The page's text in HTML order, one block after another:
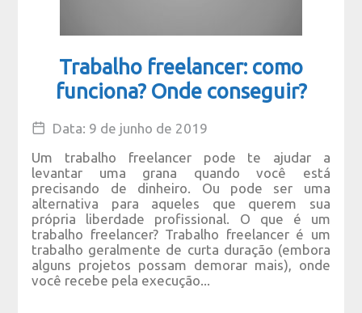
Trabalho freelancer: como
funciona? Onde conseguir?
Data: 9 de junho de 2019
Um trabalho freelancer pode te ajudar a
levantar uma grana quando você está
precisando de dinheiro. Ou pode ser uma
alternativa para aqueles que querem sua
própria liberdade profissional. O que é um
trabalho freelancer? Trabalho freelancer é um
trabalho geralmente de curta duração (embora
alguns projetos possam demorar mais), onde
você recebe pela execução...